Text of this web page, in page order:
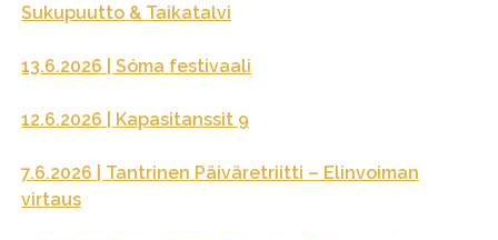
Sukupuutto & Taikatalvi
13.6.2026 | Sóma festivaali
12.6.2026 | Kapasitanssit 9
7.6.2026 | Tantrinen Päiväretriitti – Elinvoiman
virtaus